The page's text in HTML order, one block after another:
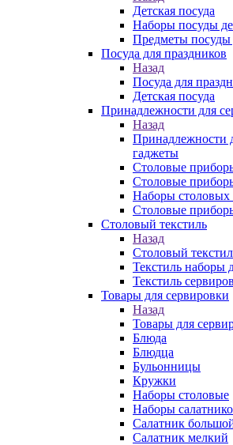
Детская посуда
Наборы посуды
Предметы посуды
Посуда для праздников
Назад
Посуда для
Детская посуда
Принадлежности для
Назад
Принадлежности
гаджеты
Столовые
Столовые
Наборы столовых
Столовые
Столовый текстиль
Назад
Столовый
Текстиль наборы
Текстиль
Товары для сервировки
Назад
Товары для
Блюда
Блюдца
Бульонницы
Кружки
Наборы столовые
Наборы
Салатник
Салатник мелкий